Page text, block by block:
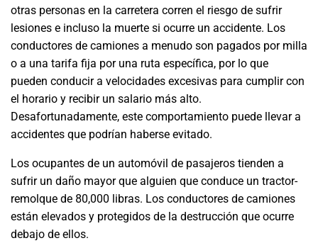
otras personas en la carretera corren el riesgo de sufrir
lesiones e incluso la muerte si ocurre un accidente. Los
conductores de camiones a menudo son pagados por milla
o a una tarifa fija por una ruta específica, por lo que
pueden conducir a velocidades excesivas para cumplir con
el horario y recibir un salario más alto.
Desafortunadamente, este comportamiento puede llevar a
accidentes que podrían haberse evitado.
Los ocupantes de un automóvil de pasajeros tienden a
sufrir un daño mayor que alguien que conduce un tractor-
remolque de 80,000 libras. Los conductores de camiones
están elevados y protegidos de la destrucción que ocurre
debajo de ellos.